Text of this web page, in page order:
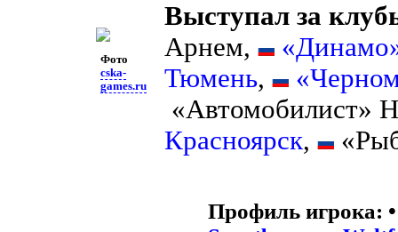
Фото
cska-
games.ru
Выступал за
Арнем,
Тюмень,
«Автомобилист»
Красноярск,
Профиль игрока: